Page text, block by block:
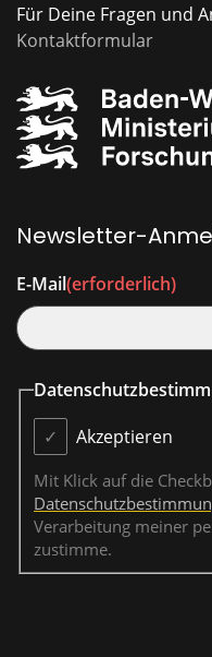
Für Deine Fragen und
Kontaktformular
Newsletter-
E-Mail(erforderlich)
Akzeptieren
Mit Klick auf die
Verarbeitung meiner
zustimme.